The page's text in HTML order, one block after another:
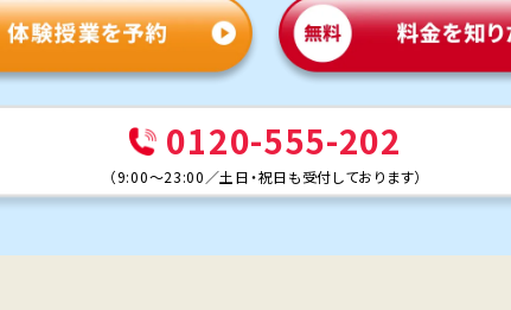
0120-555-202
（9:00～23:00 ／土日・祝日も受付しております）